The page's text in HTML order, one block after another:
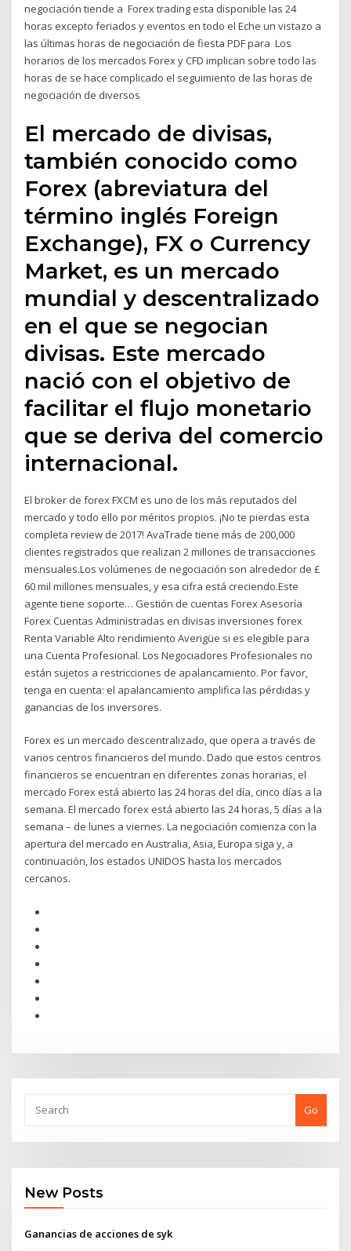
negociación tiende a Forex trading esta disponible las 24
horas excepto feriados y eventos en todo el Eche un vistazo a
las últimas horas de negociación de fiesta PDF para Los
horarios de los mercados Forex y CFD implican sobre todo las
horas de se hace complicado el seguimiento de las horas de
negociación de diversos
El mercado de divisas,
también conocido como
Forex (abreviatura del
término inglés Foreign
Exchange), FX o Currency
Market, es un mercado
mundial y descentralizado
en el que se negocian
divisas. Este mercado
nació con el objetivo de
facilitar el flujo monetario
que se deriva del comercio
internacional.
El broker de forex FXCM es uno de los más reputados del
mercado y todo ello por méritos propios. ¡No te pierdas esta
completa review de 2017! AvaTrade tiene más de 200,000
clientes registrados que realizan 2 millones de transacciones
mensuales.Los volúmenes de negociación son alrededor de £
60 mil millones mensuales, y esa cifra está creciendo.Este
agente tiene soporte… Gestión de cuentas Forex Asesoría
Forex Cuentas Administradas en divisas inversiones forex
Renta Variable Alto rendimiento Averigüe si es elegible para
una Cuenta Profesional. Los Negociadores Profesionales no
están sujetos a restricciones de apalancamiento. Por favor,
tenga en cuenta: el apalancamiento amplifica las pérdidas y
ganancias de los inversores.
Forex es un mercado descentralizado, que opera a través de
varios centros financieros del mundo. Dado que estos centros
financieros se encuentran en diferentes zonas horarias, el
mercado Forex está abierto las 24 horas del día, cinco días a la
semana. El mercado forex está abierto las 24 horas, 5 días a la
semana – de lunes a viernes. La negociación comienza con la
apertura del mercado en Australia, Asia, Europa siga y, a
continuación, los estados UNIDOS hasta los mercados
cercanos.
Go
New Posts
Ganancias de acciones de syk